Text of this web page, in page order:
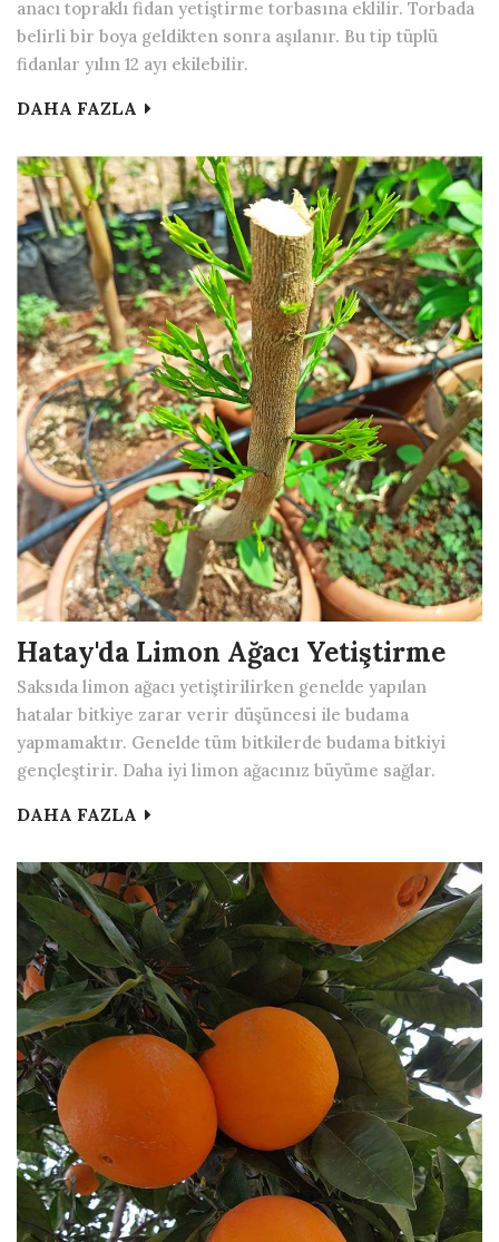
anacı topraklı fidan yetiştirme torbasına eklilir. Torbada
belirli bir boya geldikten sonra aşılanır. Bu tip tüplü
fidanlar yılın 12 ayı ekilebilir.
DAHA FAZLA
Hatay'da Limon Ağacı Yetiştirme
Saksıda limon ağacı yetiştirilirken genelde yapılan
hatalar bitkiye zarar verir düşüncesi ile budama
yapmamaktır. Genelde tüm bitkilerde budama bitkiyi
gençleştirir. Daha iyi limon ağacınız büyüme sağlar.
DAHA FAZLA